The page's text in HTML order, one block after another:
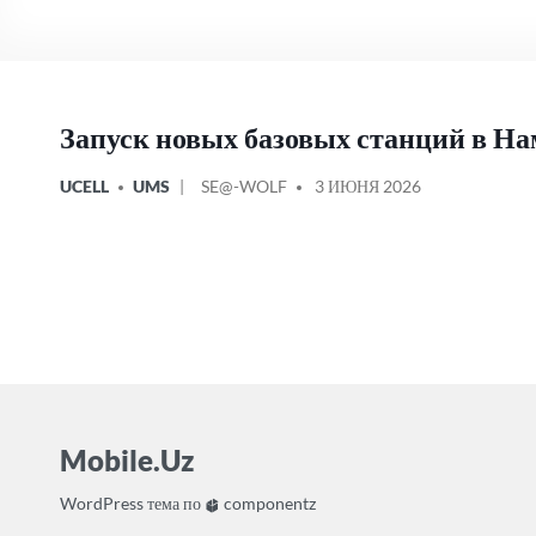
Запуск новых базовых станций в
ОПУБЛИКОВАНО
UCELL UMS
СООБЩЕНИЕ
SE@-WOLF 3 ИЮНЯ 2026
Mobile.Uz
WordPressтема по componentz